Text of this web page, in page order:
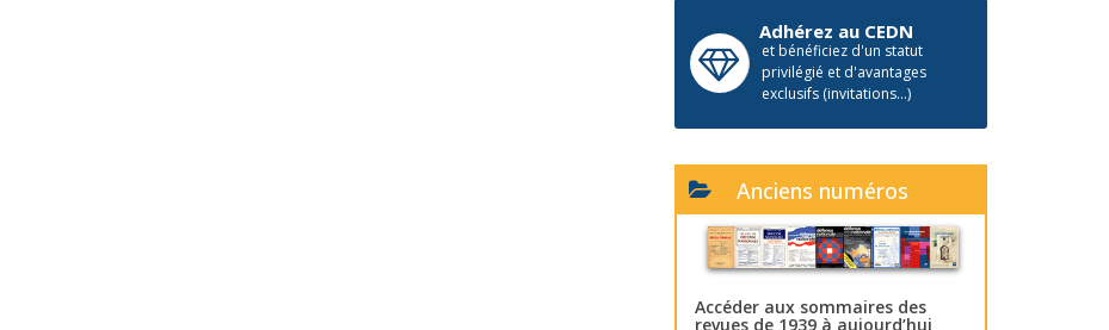
Adhérez au CEDN
et bénéficiez d'un statut
privilégié et d'avantages
exclusifs (invitations...)
Anciens numéros
Accéder aux sommaires des
revues de 1939 à aujourd’hui